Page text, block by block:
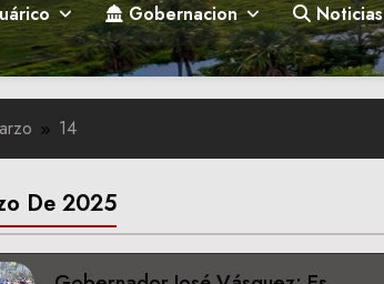
Gobernacion Noticias
14
De 2025